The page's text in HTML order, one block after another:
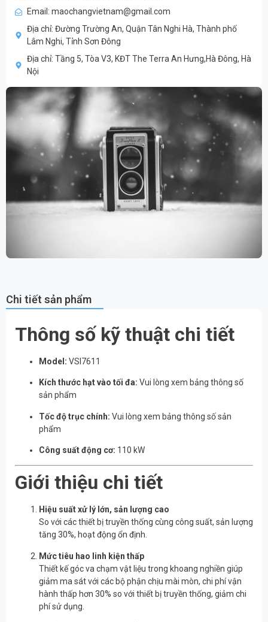
Email: maochangvietnam@gmail.com
Địa chỉ: Đường Trường An, Quận Tân Nghi Hà, Thành phố
Lâm Nghi, Tỉnh Sơn Đông
Địa chỉ: Tầng 5, Tòa V3, KĐT The Terra An Hưng,Hà Đông, Hà
Nội
Chi tiết sản phẩm
Thông số kỹ thuật chi tiết
Model: VSI7611
Kích thước hạt vào tối đa: Vui lòng xem bảng thông số
sản phẩm
Tốc độ trục chính: Vui lòng xem bảng thông số sản
phẩm
Công suất động cơ: 110 kW
Giới thiệu chi tiết
Hiệu suất xử lý lớn, sản lượng cao
So với các thiết bị truyền thống cùng công suất, sản lượng
tăng 30%, hoạt động ổn định.
Mức tiêu hao linh kiện thấp
Thiết kế góc va chạm vật liệu trong khoang nghiền giúp
giảm ma sát với các bộ phận chịu mài mòn, chi phí vận
hành thấp hơn 30% so với thiết bị truyền thống, giảm chi
phí sử dụng.